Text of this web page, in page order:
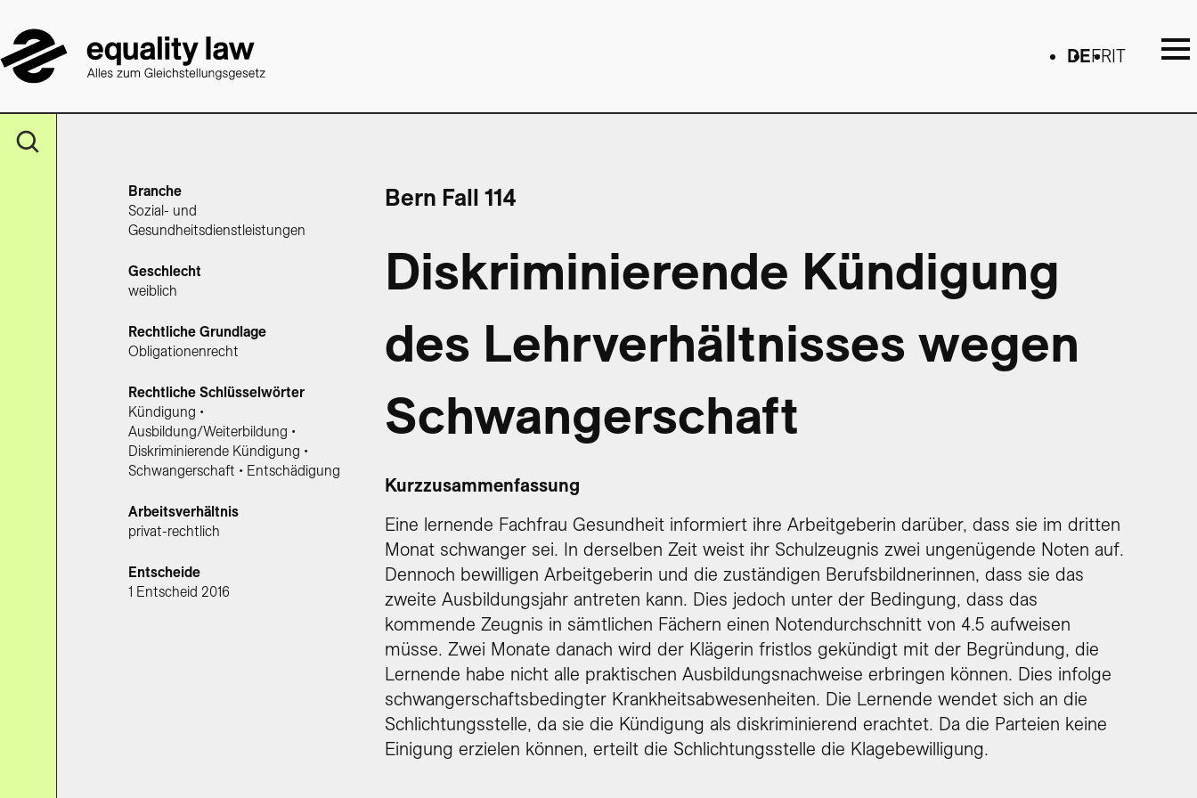
DEFR IT
Branche
Sozial- und
Gesundheitsdienstleistungen
Geschlecht
weiblich
Rechtliche Grundlage
Obligationenrecht
Rechtliche Schlüsselwörter
Kündigung •
Ausbildung/Weiterbildung •
Diskriminierende Kündigung •
Schwangerschaft • Entschädigung
Arbeitsverhältnis
privat-rechtlich
Entscheide
1 Entscheid 2016
Bern Fall 114
Diskriminierende Kündigung
des Lehrverhältnisses wegen
Schwangerschaft
Kurzzusammenfassung
Eine lernende Fachfrau Gesundheit informiert ihre Arbeitgeberin darüber, dass sie im dritten
Monat schwanger sei. In derselben Zeit weist ihr Schulzeugnis zwei ungenügende Noten auf.
Dennoch bewilligen Arbeitgeberin und die zuständigen Berufsbildnerinnen, dass sie das
zweite Ausbildungsjahr antreten kann. Dies jedoch unter der Bedingung, dass das
kommende Zeugnis in sämtlichen Fächern einen Notendurchschnitt von 4.5 aufweisen
müsse. Zwei Monate danach wird der Klägerin fristlos gekündigt mit der Begründung, die
Lernende habe nicht alle praktischen Ausbildungsnachweise erbringen können. Dies infolge
schwangerschaftsbedingter Krankheitsabwesenheiten. Die Lernende wendet sich an die
Schlichtungsstelle, da sie die Kündigung als diskriminierend erachtet. Da die Parteien keine
Einigung erzielen können, erteilt die Schlichtungsstelle die Klagebewilligung.